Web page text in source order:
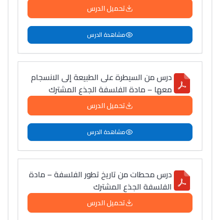
تحميل الدرس
مشاهدة الدرس
درس من السيطرة على الطبيعة إلى الانسجام
معها – مادة الفلسفة الجذع المشترك
تحميل الدرس
مشاهدة الدرس
درس محطات من تاريخ تطور الفلسفة – مادة
الفلسفة الجذع المشترك
تحميل الدرس